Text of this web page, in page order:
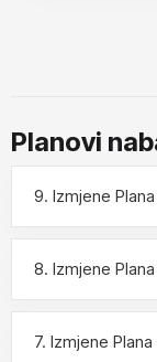
interventni
Planovi
9. Izmjene
8. Izmjene
7. Izmjene